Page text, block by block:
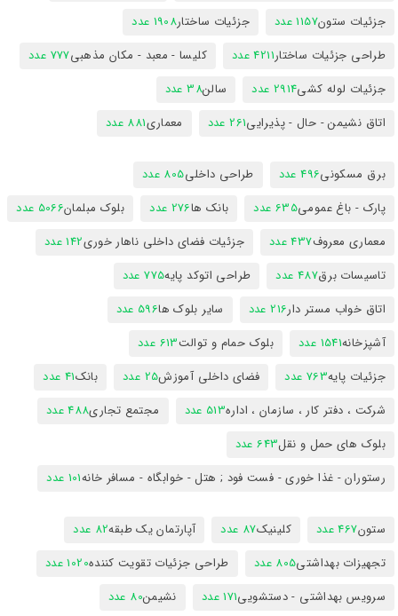
جزئیات ستون1157 عدد جزئیات ساختار1908 عدد
طراحی جزئیات ساختار4211 عدد کلیسا - معبد - مکان مذهبی777 عدد
جزئیات لوله کشی2914 عدد سالن38 عدد
اتاق نشیمن - حال - پذیرایی261 عدد معماری881 عدد
برق مسکونی496 عدد طراحی داخلی805 عدد
پارک - باغ عمومی635 عدد بانک ها276 عدد بلوک مبلمان5066 عدد
معماری معروف437 عدد جزئیات فضای داخلی ناهار خوری142 عدد
تاسیسات برق487 عدد طراحی اتوکد پایه775 عدد
اتاق خواب مستر دار216 عدد سایر بلوک ها596 عدد
آشپزخانه1541 عدد بلوک حمام و توالت613 عدد
جزئیات پایه763 عدد فضای داخلی آموزش25 عدد بانک41 عدد
شرکت ، دفتر کار ، سازمان ، اداره513 عدد مجتمع تجاری488 عدد
بلوک های حمل و نقل643 عدد
رستوران - غذا خوری - فست فود ; هتل - خوابگاه - مسافر خانه101 عدد
ستون467 عدد کلینیک87 عدد آپارتمان یک طبقه82 عدد
تجهیزات بهداشتی805 عدد طراحی جزئیات تقویت کننده1020 عدد
سرویس بهداشتی - دستشویی171 عدد نشیمن80 عدد